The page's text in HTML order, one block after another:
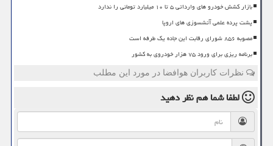
بازار کشش خودرو های وارداتی ۵ تا ۱۰ میلیارد تومانی را ندارد
پشت پرده علمی آتشسوزی های اروپا
مصوبه ۸۵۶ شورای رقابت این جاده یک طرفه است
برنامه ریزی برای ورود ۷۵ هزار خودروی به کشور
نظرات کاربران هوافضا در مورد این مطلب
لطفا شما همنظر دهید